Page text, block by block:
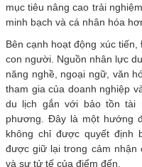
mục tiêu nâng cao trải
minh bạch và cá nhân hóa
Bên cạnh hoạt động xúc
con người. Nguồn nhân lực
năng nghề, ngoại ngữ, văn
tham gia của doanh nghiệp
du lịch gắn với bảo tồn tài
phương. Đây là một hướng
không chỉ được quyết định
được giữ lại trong cảm nhận
và sự tử tế của điểm đến.